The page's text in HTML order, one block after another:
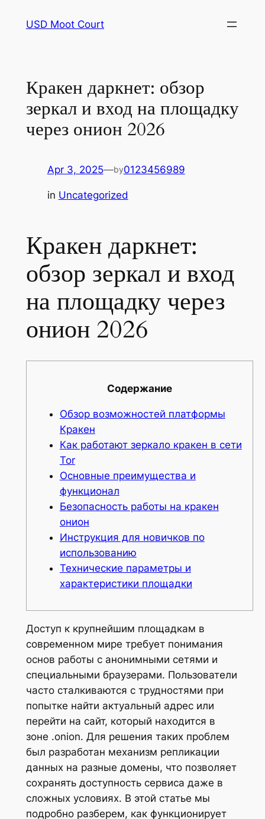
USD Moot Court
Кракен даркнет: обзор
зеркал и вход на площадку
через онион 2026
Apr 3, 2025—by0123456989
in Uncategorized
Кракен даркнет:
обзор зеркал и вход
на площадку через
онион 2026
Содержание
Обзор возможностей платформы
Кракен
Как работают зеркало кракен в сети
Tor
Основные преимущества и
функционал
Безопасность работы на кракен
онион
Инструкция для новичков по
использованию
Технические параметры и
характеристики площадки
Доступ к крупнейшим площадкам в
современном мире требует понимания
основ работы с анонимными сетями и
специальными браузерами. Пользователи
часто сталкиваются с трудностями при
попытке найти актуальный адрес или
перейти на сайт, который находится в
зоне .onion. Для решения таких проблем
был разработан механизм репликации
данных на разные домены, что позволяет
сохранять доступность сервиса даже в
сложных условиях. В этой статье мы
подробно разберем, как функционирует